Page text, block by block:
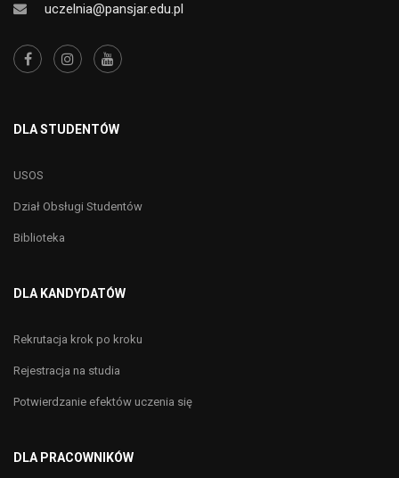
uczelnia@pansjar.edu.pl
DLA STUDENTÓW
USOS
Dział Obsługi Studentów
Biblioteka
DLA KANDYDATÓW
Rekrutacja krok po kroku
Rejestracja na studia
Potwierdzanie efektów uczenia się
DLA PRACOWNIKÓW